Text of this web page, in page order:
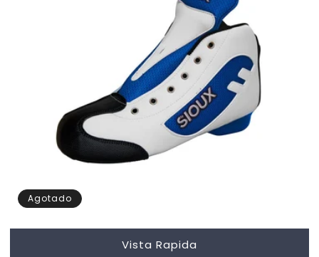
Agotado
Vista Rapida